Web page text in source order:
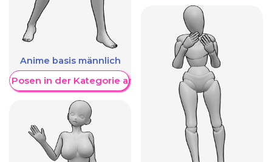
Anime basis männlich
Posen in der Kategorie anzeigen